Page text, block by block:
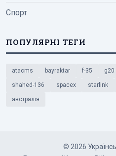
Спорт
ПОПУЛЯРНІ ТЕГИ
atacms bayraktar f-35 g20
shahed-136 spacex starlink
австралія
© 2026